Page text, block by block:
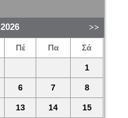
2026
Πέ Πα Σά
1
6 7 8
13 14 15